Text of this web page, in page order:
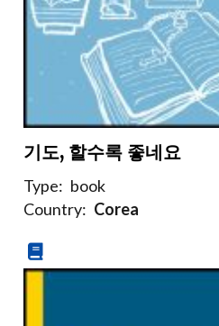
기도, 할수록 좋네요
Type: book
Country: Corea